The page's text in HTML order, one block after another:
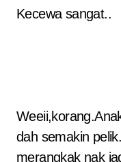
Kecewa sangat..
dah semakin
merangkak nak